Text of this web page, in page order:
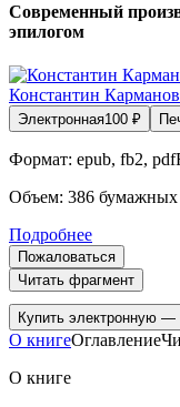
Современный
эпилогом
Константин Карманов
Электронная100 ₽
Формат: epub, fb2,
Объем: 386 бумажных
Подробнее
Пожаловаться
Читать фрагмент
Купить электронную —
О книгеОглавление
О книге